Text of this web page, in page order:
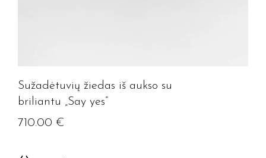
Sužadėtuvių žiedas iš aukso su
briliantu „Say yes”
710.00 €